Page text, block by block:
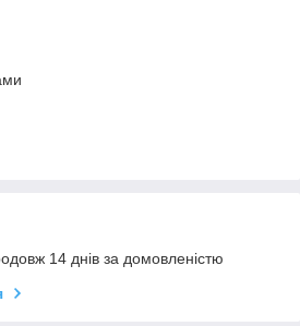
14 днів за домовленістю